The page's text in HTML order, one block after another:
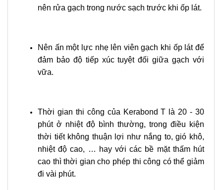
nên rửa gạch trong nước sạch trước khi ốp lát.
Nên ấn một lực nhẹ lên viên gạch khi ốp lát để
đảm bảo độ tiếp xúc tuyệt đối giữa gạch với
vữa.
Thời gian thi công của Kerabond T là 20 - 30
phút ở nhiệt độ bình thường, trong điều kiện
thời tiết không thuận lợi như nắng to, gió khô,
nhiệt độ cao, … hay với các bề mặt thấm hút
cao thì thời gian cho phép thi công có thể giảm
đi vài phút.